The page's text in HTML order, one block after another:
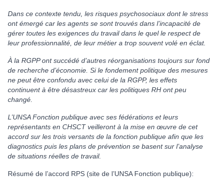
Dans ce contexte tendu, les risques psychosociaux dont le stress
ont émergé car les agents se sont trouvés dans l’incapacité de
gérer toutes les exigences du travail dans le quel le respect de
leur professionnalité, de leur métier a trop souvent volé en éclat.
À la RGPP ont succédé d’autres réorganisations toujours sur fond
de recherche d’économie. Si le fondement politique des mesures
ne peut être confondu avec celui de la RGPP, les effets
continuent à être désastreux car les politiques RH ont peu
changé.
L’UNSA Fonction publique avec ses fédérations et leurs
représentants en CHSCT veilleront à la mise en œuvre de cet
accord sur les trois versants de la fonction publique afin que les
diagnostics puis les plans de prévention se basent sur l’analyse
de situations réelles de travail.
Résumé de l’accord RPS (site de l’UNSA Fonction publique):